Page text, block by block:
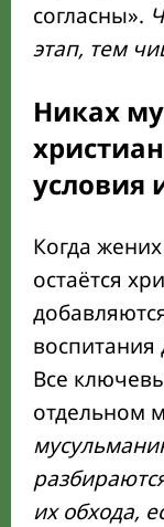
согласны».
этап, тем
Никах
условия
Когда
остаётся
Все
отдельном
их обхода,